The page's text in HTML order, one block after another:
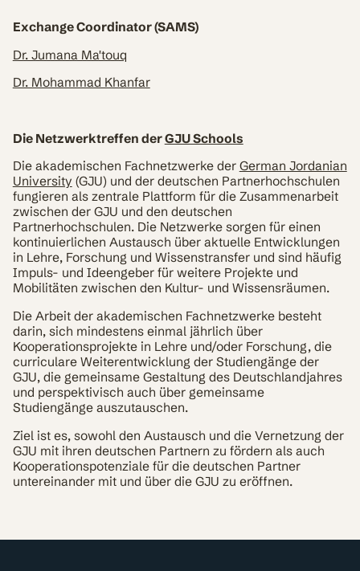
Exchange Coordinator (SAMS)
Dr. Jumana Ma'touq
Dr. Mohammad Khanfar
Die Netzwerktreffen derGJU Schools
Die akademischen Fachnetzwerke der German Jordanian
University (GJU) und der deutschen Partnerhochschulen
fungieren als zentrale Plattform für die Zusammenarbeit
zwischen der GJU und den deutschen
Partnerhochschulen. Die Netzwerke sorgen für einen
kontinuierlichen Austausch über aktuelle Entwicklungen
in Lehre, Forschung und Wissenstransfer und sind häufig
Impuls- und Ideengeber für weitere Projekte und
Mobilitäten zwischen den Kultur- und Wissensräumen.
Die Arbeit der akademischen Fachnetzwerke besteht
darin, sich mindestens einmal jährlich über
Kooperationsprojekte in Lehre und/oder Forschung, die
curriculare Weiterentwicklung der Studiengänge der
GJU, die gemeinsame Gestaltung des Deutschlandjahres
und perspektivisch auch über gemeinsame
Studiengänge auszutauschen.
Ziel ist es, sowohl den Austausch und die Vernetzung der
GJU mit ihren deutschen Partnern zu fördern als auch
Kooperationspotenziale für die deutschen Partner
untereinander mit und über die GJU zu eröffnen.